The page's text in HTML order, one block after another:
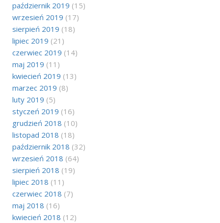
październik 2019 (15)
wrzesień 2019 (17)
sierpień 2019 (18)
lipiec 2019 (21)
czerwiec 2019 (14)
maj 2019 (11)
kwiecień 2019 (13)
marzec 2019 (8)
luty 2019 (5)
styczeń 2019 (16)
grudzień 2018 (10)
listopad 2018 (18)
październik 2018 (32)
wrzesień 2018 (64)
sierpień 2018 (19)
lipiec 2018 (11)
czerwiec 2018 (7)
maj 2018 (16)
kwiecień 2018 (12)